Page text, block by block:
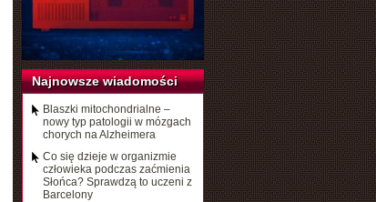
Najnowsze wiadomości
Blaszki mitochondrialne –
nowy typ patologii w mózgach
chorych na Alzheimera
Co się dzieje w organizmie
człowieka podczas zaćmienia
Słońca? Sprawdzą to uczeni z
Barcelony